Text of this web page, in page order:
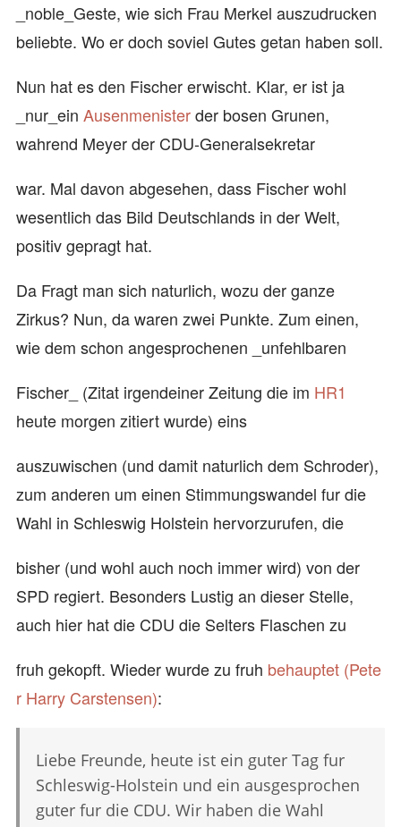
_noble_Geste, wie sich Frau Merkel auszudrucken
beliebte. Wo er doch soviel Gutes getan haben soll.
Nun hat es den Fischer erwischt. Klar, er ist ja
_nur_ein Ausenmenisterder bosen Grunen,
wahrend Meyer der CDU-Generalsekretar
war. Mal davon abgesehen, dass Fischer wohl
wesentlich das Bild Deutschlands in der Welt,
positiv gepragt hat.
Da Fragt man sich naturlich, wozu der ganze
Zirkus? Nun, da waren zwei Punkte. Zum einen,
wie dem schon angesprochenen _unfehlbaren
Fischer_ (Zitat irgendeiner Zeitung die im HR1
heute morgen zitiert wurde) eins
auszuwischen (und damit naturlich dem Schroder),
zum anderen um einen Stimmungswandel fur die
Wahl in Schleswig Holstein hervorzurufen, die
bisher (und wohl auch noch immer wird) von der
SPD regiert. Besonders Lustig an dieser Stelle,
auch hier hat die CDU die Selters Flaschen zu
fruh gekopft. Wieder wurde zu fruh behauptet (Pete
r Harry Carstensen):
Liebe Freunde, heute ist ein guter Tag fur
Schleswig-Holstein und ein ausgesprochen
guter fur die CDU. Wir haben die Wahl